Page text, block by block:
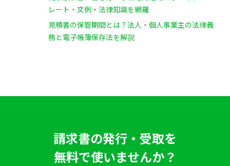
レート・文例・法律知識を網羅
見積書の保管期間とは？法人・個人事業主の法律義
務と電子帳簿保存法を解説
請求書の発行・受取を
無料で使いませんか？